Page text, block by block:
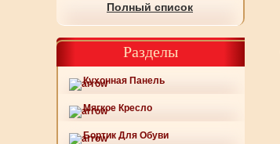
Полный список
Разделы
Кухонная Панель
Мягкое Кресло
Бортик Для Обуви